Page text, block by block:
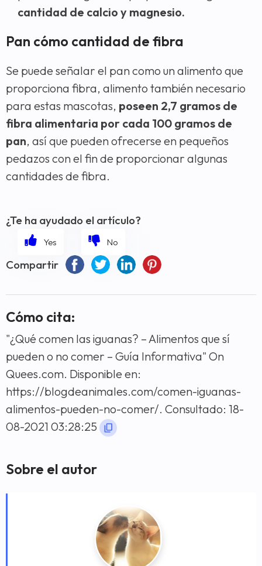
cantidad de calcio y magnesio.
Pan cómo cantidad de fibra
Se puede señalar el pan como un alimento que
proporciona fibra, alimento también necesario
para estas mascotas, poseen 2,7 gramos de
fibra alimentaria por cada 100 gramos de
pan, así que pueden ofrecerse en pequeños
pedazos con el fin de proporcionar algunas
cantidades de fibra.
¿Te ha ayudado el artículo?
Compartir
Cómo cita:
"¿Qué comen las iguanas? – Alimentos que sí
pueden o no comer – Guía Informativa" On
Quees.com. Disponible en:
https://blogdeanimales.com/comen-iguanas-
alimentos-pueden-no-comer/. Consultado: 18-
08-2021 03:28:25
Sobre el autor